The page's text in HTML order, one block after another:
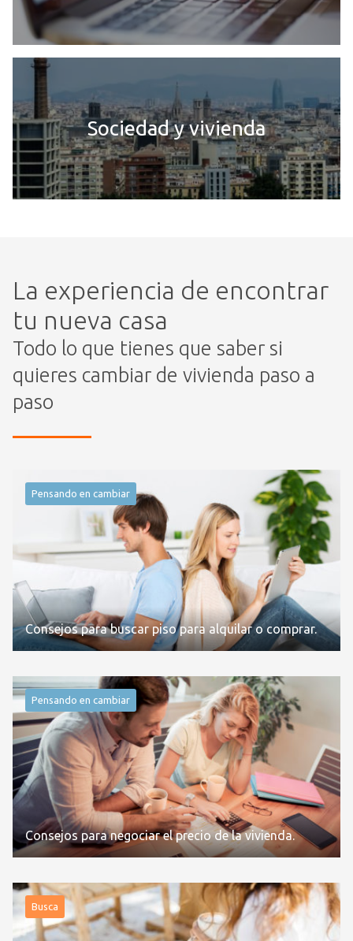
Sociedad y vivienda
La experiencia de encontrar
tu nueva casa
Todo lo que tienes que saber si
quieres cambiar de vivienda paso a
paso
Pensando en cambiar
Consejos para buscar piso para alquilar o comprar.
Pensando en cambiar
Consejos para negociar el precio de la vivienda.
Busca